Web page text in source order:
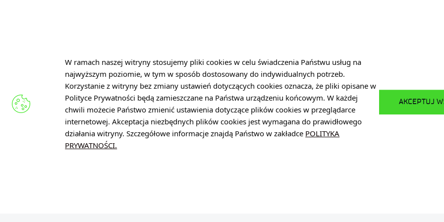
W ramach naszej witryny stosujemy pliki cookies w celu świadczenia Państwu usług na
najwyższym poziomie, w tym w sposób dostosowany do indywidualnych potrzeb.
Korzystanie z witryny bez zmiany ustawień dotyczących cookies oznacza, że pliki opisane w
Polityce Prywatności będą zamieszczane na Państwa urządzeniu końcowym. W każdej
chwili możecie Państwo zmienić ustawienia dotyczące plików cookies w przeglądarce
internetowej. Akceptacja niezbędnych plików cookies jest wymagana do prawidłowego
działania witryny. Szczegółowe informacje znajdą Państwo w zakładce POLITYKA
PRYWATNOŚCI.
AKCEPTUJ
APLIKUJ TERAZ POWRÓT DO LISTY OFERT